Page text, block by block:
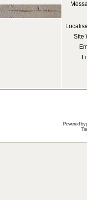
Site
Powered by